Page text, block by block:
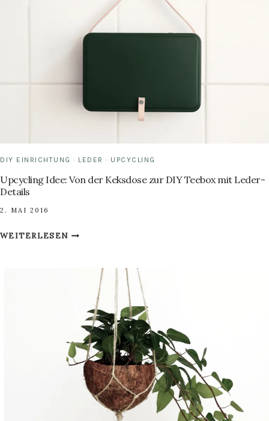
DIY EINRICHTUNG · LEDER · UPCYCLING
Upcycling Idee: Von der Keksdose zur DIY Teebox mit Leder-
Details
2. MAI 2016
WEITERLESENUPCYCLING
KEKSDOSE
TEEBOX
MIT
LEDER-
DETAILS